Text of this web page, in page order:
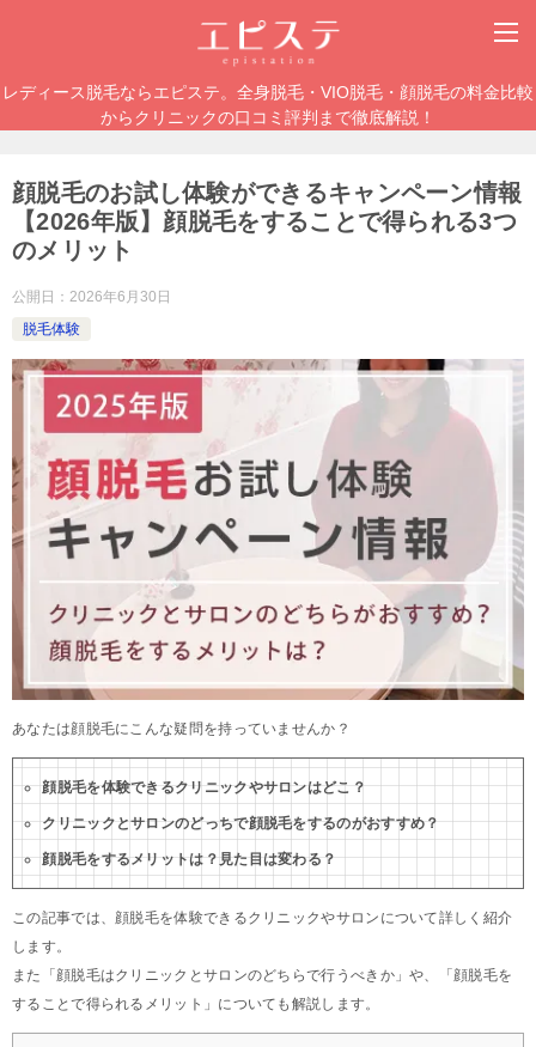
レディース脱毛ならエピステ。全身脱毛・VIO脱毛・顔脱毛の料金比較
からクリニックの口コミ評判まで徹底解説！
顔脱毛のお試し体験ができるキャンペーン情報
【2026年版】顔脱毛をすることで得られる3つ
のメリット
公開日： 2026年6月30日
脱毛体験
あなたは顔脱毛にこんな疑問を持っていませんか？
顔脱毛を体験できるクリニックやサロンはどこ？
クリニックとサロンのどっちで顔脱毛をするのがおすすめ？
顔脱毛をするメリットは？見た目は変わる？
この記事では、顔脱毛を体験できるクリニックやサロンについて詳しく紹介
します。
また「顔脱毛はクリニックとサロンのどちらで行うべきか」や、「顔脱毛を
することで得られるメリット」についても解説します。